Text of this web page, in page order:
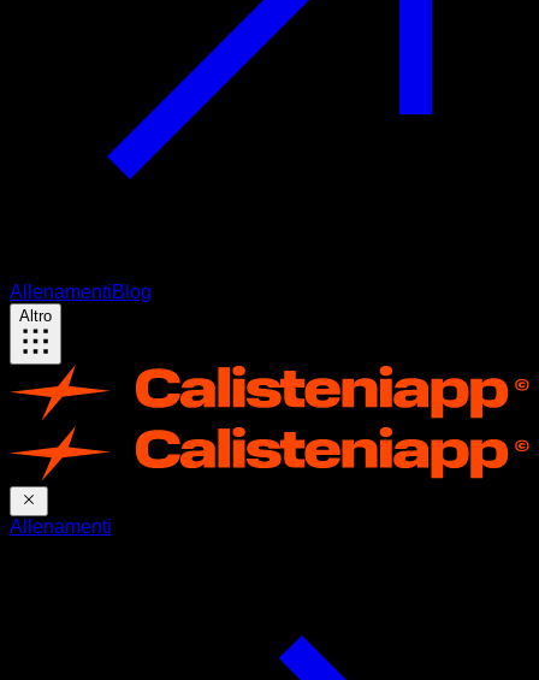
AllenamentiBlog
Altro
Allenamenti